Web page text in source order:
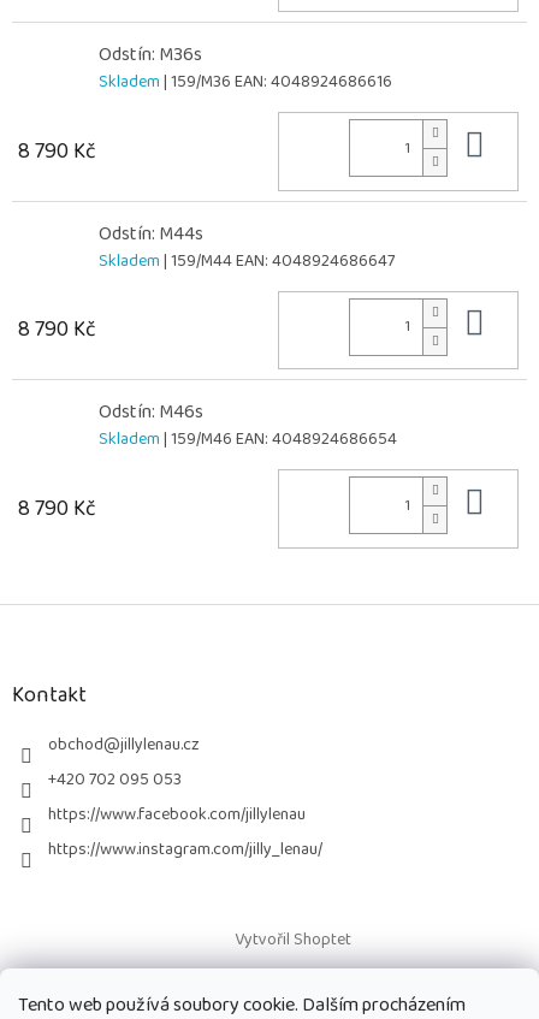
Tento web používá soubory cookie. Dalším procházením
Odstín: M36s
Skladem| 159/M36EAN:4048924686616
8 790 Kč
Odstín: M44s
Skladem| 159/M44EAN:4048924686647
8 790 Kč
Odstín: M46s
Skladem| 159/M46EAN:4048924686654
8 790 Kč
Z
Kontakt
obchod@jillylenau.cz
+420 702 095 053
https://www.facebook.com/jillylenau
https://www.instagram.com/jilly_lenau/
Vytvořil Shoptet
Copyright 2026Paruky Jilly Lenau s.r.o.. Všechna práva vyhrazena.